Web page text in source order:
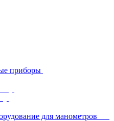
приборы
для манометров